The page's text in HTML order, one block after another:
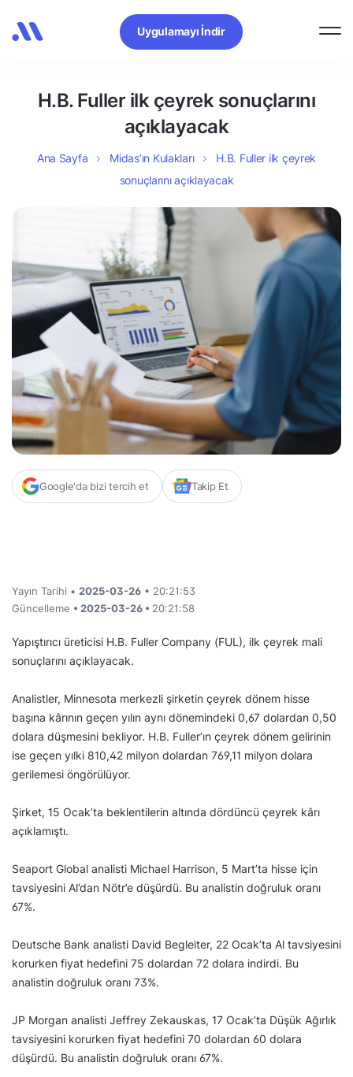
Uygulamayı İndir
H.B. Fuller ilk çeyrek sonuçlarını
açıklayacak
Ana Sayfa Midas’ın Kulakları
H.B. Fuller ilk çeyrek
sonuçlarını açıklayacak
Google'da bizi tercih et Takip Et
Yayın Tarihi • 2025-03-26 • 20:21:53
Güncelleme • 2025-03-26 • 20:21:58
Yapıştırıcı üreticisi H.B. Fuller Company (FUL), ilk çeyrek mali
sonuçlarını açıklayacak.
Analistler, Minnesota merkezli şirketin çeyrek dönem hisse
başına kârının geçen yılın aynı dönemindeki 0,67 dolardan 0,50
dolara düşmesini bekliyor. H.B. Fuller’ın çeyrek dönem gelirinin
ise geçen yılki 810,42 milyon dolardan 769,11 milyon dolara
gerilemesi öngörülüyor.
Şirket, 15 Ocak’ta beklentilerin altında dördüncü çeyrek kârı
açıklamıştı.
Seaport Global analisti Michael Harrison, 5 Mart’ta hisse için
tavsiyesini Al’dan Nötr’e düşürdü. Bu analistin doğruluk oranı
67%.
Deutsche Bank analisti David Begleiter, 22 Ocak’ta Al tavsiyesini
korurken fiyat hedefini 75 dolardan 72 dolara indirdi. Bu
analistin doğruluk oranı 73%.
JP Morgan analisti Jeffrey Zekauskas, 17 Ocak’ta Düşük Ağırlık
tavsiyesini korurken fiyat hedefini 70 dolardan 60 dolara
düşürdü. Bu analistin doğruluk oranı 67%.